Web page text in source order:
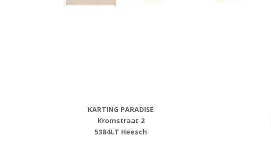
KARTING PARADISE
Kromstraat 2
5384LT Heesch